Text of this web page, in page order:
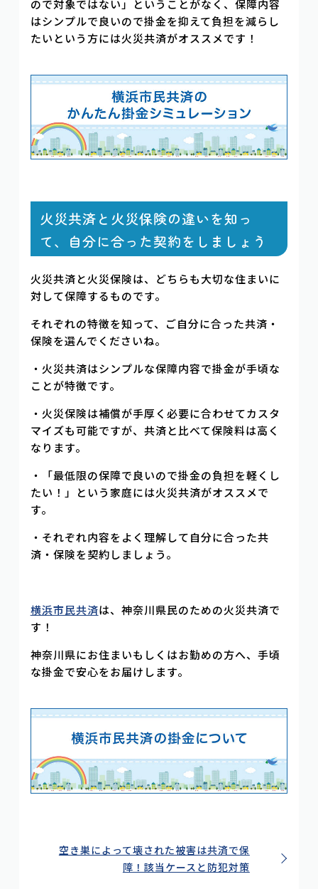
ので対象ではない」ということがなく、保障内容
はシンプルで良いので掛金を抑えて負担を減らし
たいという方には火災共済がオススメです！
火災共済と火災保険の違いを知っ
て、自分に合った契約をしましょう
火災共済と火災保険は、どちらも大切な住まいに
対して保障するものです。
それぞれの特徴を知って、ご自分に合った共済・
保険を選んでくださいね。
・火災共済はシンプルな保障内容で掛金が手頃な
ことが特徴です。
・火災保険は補償が手厚く必要に合わせてカスタ
マイズも可能ですが、共済と比べて保険料は高く
なります。
・「最低限の保障で良いので掛金の負担を軽くし
たい！」という家庭には火災共済がオススメで
す。
・それぞれ内容をよく理解して自分に合った共
済・保険を契約しましょう。
横浜市民共済は、神奈川県民のための火災共済で
す！
神奈川県にお住まいもしくはお勤めの方へ、手頃
な掛金で安心をお届けします。
空き巣によって壊された被害は共済で保
障！該当ケースと防犯対策